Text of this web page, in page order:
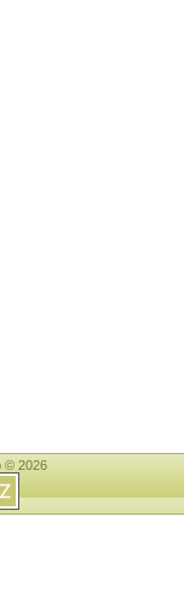
© 2026